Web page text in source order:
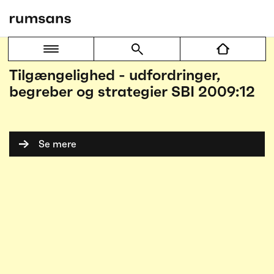
Camilla Ryhl
Tilgængelighed - udfordringer,
begreber og strategier SBI 2009:12
Se mere